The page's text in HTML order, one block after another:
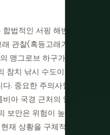
법적인 서핑 해변(몬
관찰(혹등고래가 도착
맹그로브 하구가 있습
참치 낚시 수도이며, 그
. 중요한 주의사항: 특
아 국경 근처의 일부
보안은 위험이 높습니
재 상황을 구체적으로